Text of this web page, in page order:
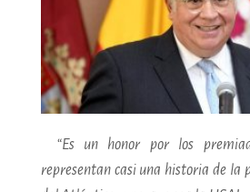
“Es un honor por los
representan casi una historia de la